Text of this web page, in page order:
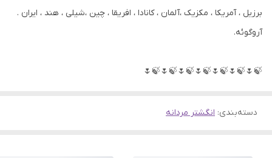
برزیل ، آمریکا ، مکزیک ،آلمان ، کانادا ، افریقا ، چین ،شیلی ، هند ، ایران .
آروگوئه.
🍃🌷🍃🌷🍃🌷🍃🌷🍃🌷🍃🌷🍃🌷
دسته‌بندی: انگشتر مردانه